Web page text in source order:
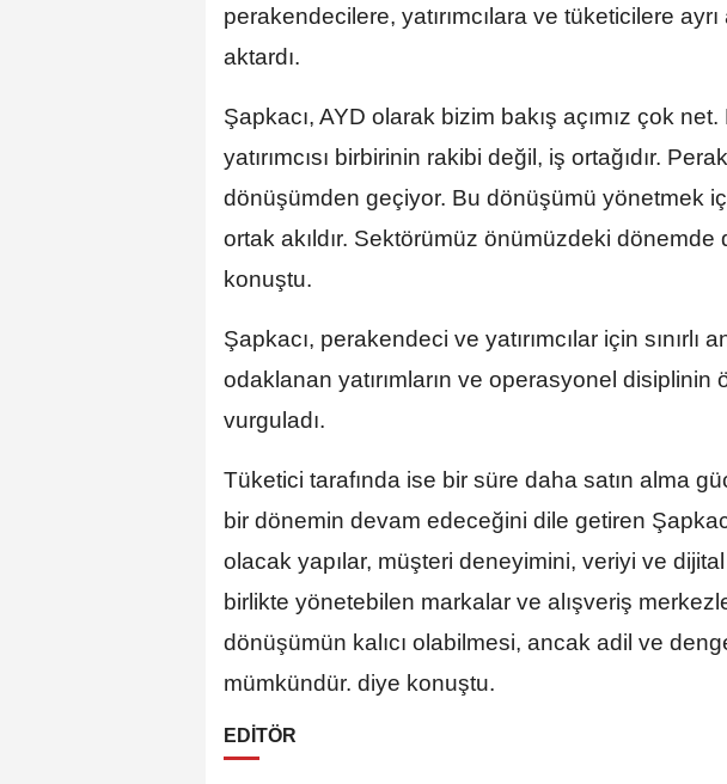
perakendecilere, yatırımcılara ve tüketicilere
aktardı.
Şapkacı, AYD olarak bizim bakış açımız çok
yatırımcısı birbirinin rakibi değil, iş ortağıdır.
dönüşümden geçiyor. Bu dönüşümü yönetmek
ortak akıldır. Sektörümüz önümüzdeki
konuştu.
Şapkacı, perakendeci ve yatırımcılar için sınırlı
odaklanan yatırımların ve operasyonel disiplinin
vurguladı.
Tüketici tarafında ise bir süre daha satın alma
bir dönemin devam edeceğini dile getiren
olacak yapılar, müşteri deneyimini, veriyi ve
birlikte yönetebilen markalar ve alışveriş
dönüşümün kalıcı olabilmesi, ancak adil ve
mümkündür. diye konuştu.
EDİTÖR